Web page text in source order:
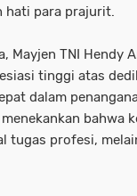
hati para prajurit.
Mayjen TNI Hendy
tinggi atas
dalam
bahwa
tugas profesi,